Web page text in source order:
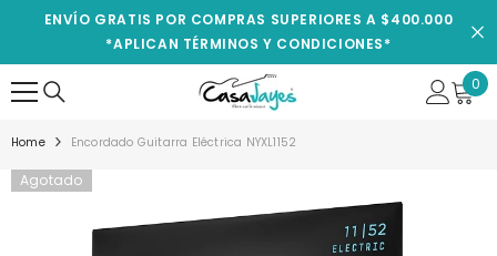
IR AL CONTENIDO
ENVÍO GRATIS POR COMPRAS SUPERIORES A $400.000
*APLICAN TÉRMINOS Y CONDICIONES*
0
0
Home Encordado Guitarra Eléctrica NYXL1152
Agotado